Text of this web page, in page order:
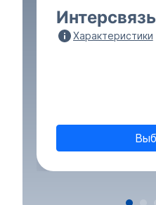
Характеристики